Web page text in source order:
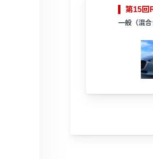
第15回
一般（混合